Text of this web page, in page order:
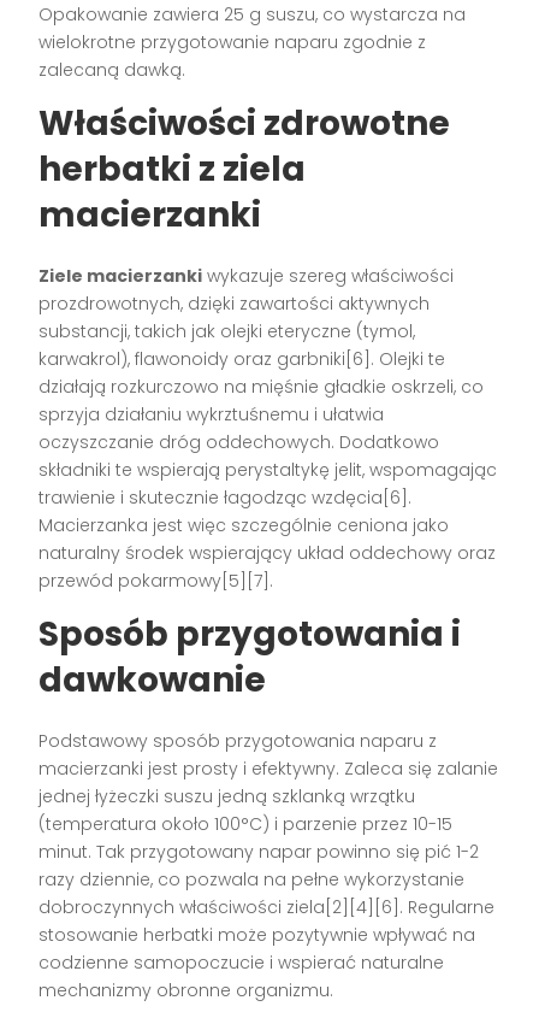
Opakowanie zawiera 25 g suszu, co wystarcza na
wielokrotne przygotowanie naparu zgodnie z
zalecaną dawką.
Właściwości zdrowotne
herbatki z ziela
macierzanki
Ziele macierzanki wykazuje szereg właściwości
prozdrowotnych, dzięki zawartości aktywnych
substancji, takich jak olejki eteryczne (tymol,
karwakrol), flawonoidy oraz garbniki[6]. Olejki te
działają rozkurczowo na mięśnie gładkie oskrzeli, co
sprzyja działaniu wykrztuśnemu i ułatwia
oczyszczanie dróg oddechowych. Dodatkowo
składniki te wspierają perystaltykę jelit, wspomagając
trawienie i skutecznie łagodząc wzdęcia[6].
Macierzanka jest więc szczególnie ceniona jako
naturalny środek wspierający układ oddechowy oraz
przewód pokarmowy[5][7].
Sposób przygotowania i
dawkowanie
Podstawowy sposób przygotowania naparu z
macierzanki jest prosty i efektywny. Zaleca się zalanie
jednej łyżeczki suszu jedną szklanką wrzątku
(temperatura około 100°C) i parzenie przez 10-15
minut. Tak przygotowany napar powinno się pić 1-2
razy dziennie, co pozwala na pełne wykorzystanie
dobroczynnych właściwości ziela[2][4][6]. Regularne
stosowanie herbatki może pozytywnie wpływać na
codzienne samopoczucie i wspierać naturalne
mechanizmy obronne organizmu.